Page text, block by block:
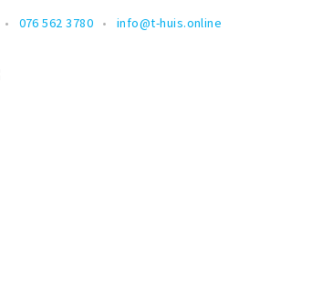
076 562 3780 info@t-huis.online